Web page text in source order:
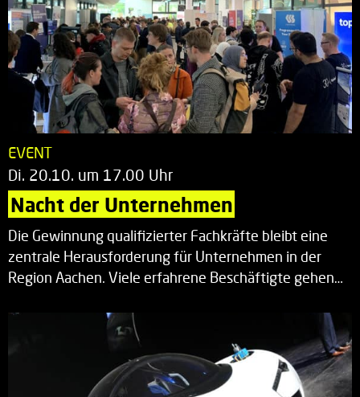
EVENT
Di. 20.10. um 17.00 Uhr
Nacht der Unternehmen
Die Gewinnung qualifizierter Fachkräfte bleibt eine
zentrale Herausforderung für Unternehmen in der
Region Aachen. Viele erfahrene Beschäftigte gehen…